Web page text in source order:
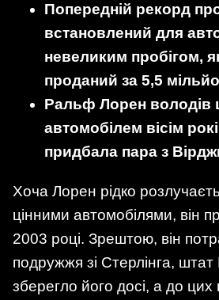
Попередній рекорд
встановлений для
невеликим пробігом,
проданий за 5,5
Ральф Лорен володів
автомобілем вісім
придбала пара з
Хоча Лорен рідко
цінними автомобілями, він
2003 році. Зрештою, він
подружжя зі Стерлінга, штат
зберегло його досі, а до цих